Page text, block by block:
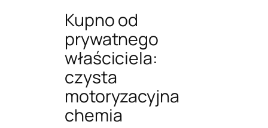
Kupno od
prywatnego
właściciela:
czysta
motoryzacyjna
chemia